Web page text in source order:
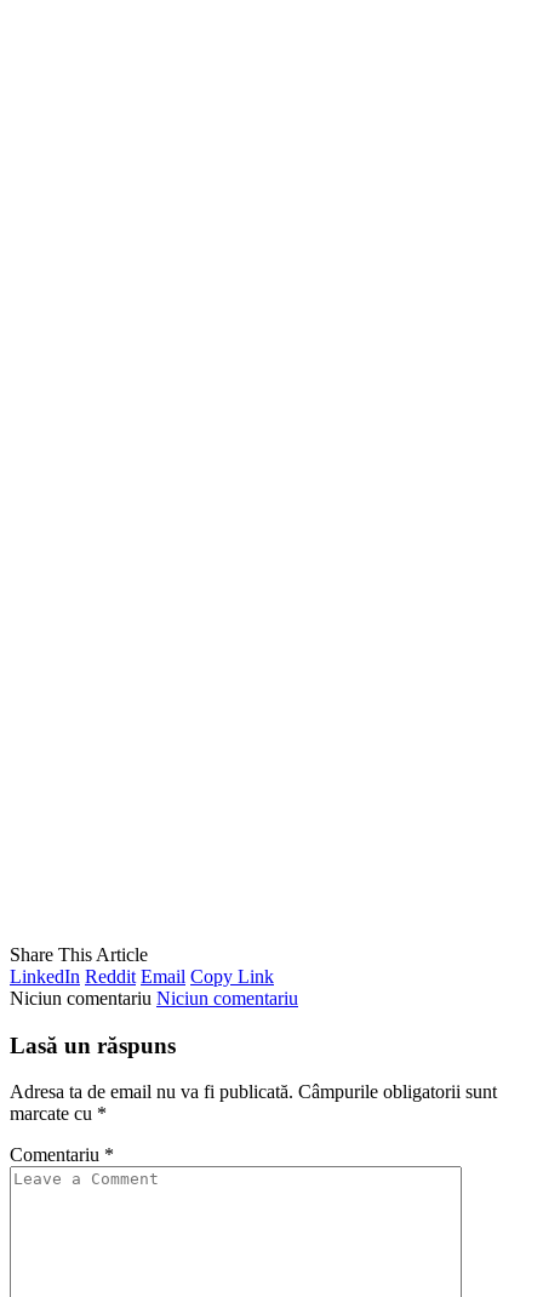
Share This Article
LinkedIn Reddit Email Copy Link
Niciun comentariu Niciun comentariu
Lasă un răspuns
Adresa ta de email nu va fi publicată. Câmpurile obligatorii sunt
marcate cu *
Comentariu *